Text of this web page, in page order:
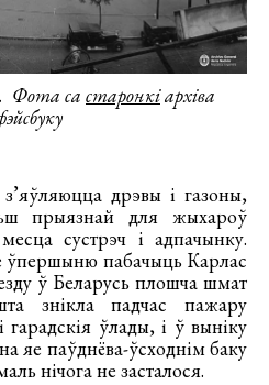
Фота са старонкіархіва
дрэвы і газоны,
прыязнай для жыхароў
сустрэч і адпачынку.
ўпершыню пабачыць Карлас
ў Беларусь плошча шмат
знікла падчас пажару
ўлады, і ў выніку
яе паўднёва-ўсходнім баку
нічога не засталося.